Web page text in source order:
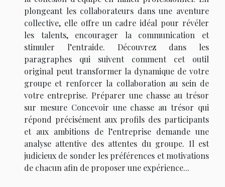
plongeant les collaborateurs dans une aventure
collective, elle offre un cadre idéal pour révéler
les talents, encourager la communication et
stimuler l’entraide. Découvrez dans les
paragraphes qui suivent comment cet outil
original peut transformer la dynamique de votre
groupe et renforcer la collaboration au sein de
votre entreprise. Préparer une chasse au trésor
sur mesure Concevoir une chasse au trésor qui
répond précisément aux profils des participants
et aux ambitions de l’entreprise demande une
analyse attentive des attentes du groupe. Il est
judicieux de sonder les préférences et motivations
de chacun afin de proposer une expérience...